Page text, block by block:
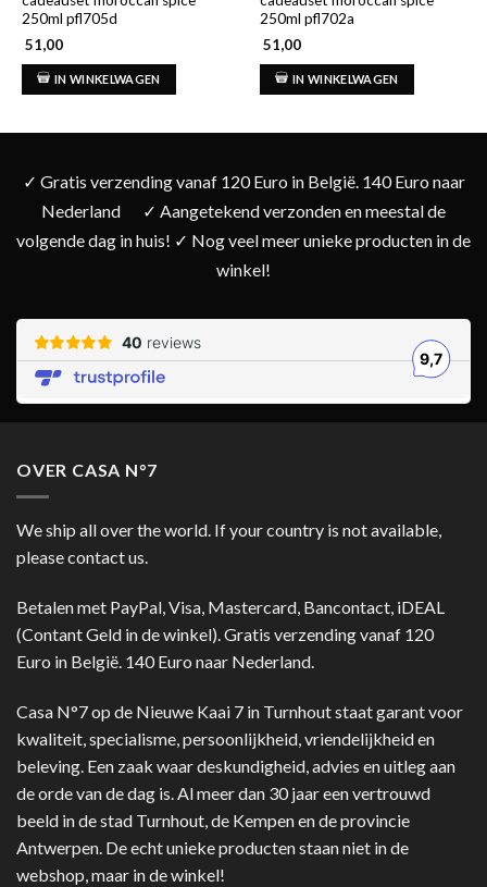
250ml pfl705d
51,00
IN WINKELWAGEN
250ml pfl702a
51,00
IN WINKELWAGEN
✓ Gratis verzending vanaf 120 Euro in België. 140 Euro naar
Nederland
✓ Aangetekend verzonden en meestal de
volgende dag in huis! ✓ Nog veel meer unieke producten in de
winkel!
OVER CASA N°7
We ship all over the world. If your country is not available,
please contact us.
Betalen met PayPal, Visa, Mastercard, Bancontact, iDEAL
(Contant Geld in de winkel). Gratis verzending vanaf 120
Euro in België. 140 Euro naar Nederland.
Casa N°7 op de Nieuwe Kaai 7 in Turnhout staat garant voor
kwaliteit, specialisme, persoonlijkheid, vriendelijkheid en
beleving. Een zaak waar deskundigheid, advies en uitleg aan
de orde van de dag is. Al meer dan 30 jaar een vertrouwd
beeld in de stad Turnhout, de Kempen en de provincie
Antwerpen. De echt unieke producten staan niet in de
webshop, maar in de winkel!